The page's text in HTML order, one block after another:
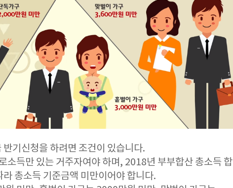
반기신청을 하려면 조건이 있습니다.
소득만 있는 거주자여야 하며, 2018년 부부합산 총소득 합
총소득 기준금액 미만이어야 합니다.